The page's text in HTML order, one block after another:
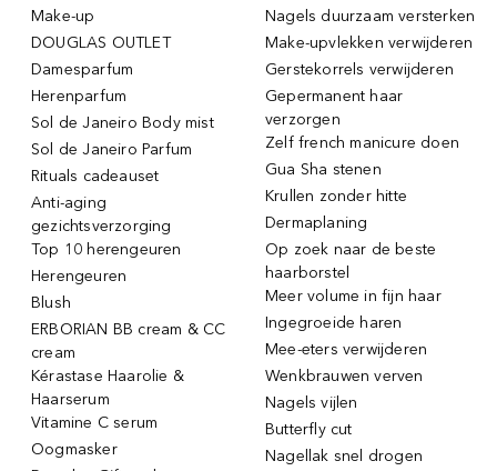
Make-up
DOUGLAS OUTLET
Damesparfum
Herenparfum
Sol de Janeiro Body mist
Sol de Janeiro Parfum
Rituals cadeauset
Anti-aging
gezichtsverzorging
Top 10 herengeuren
Herengeuren
Blush
ERBORIAN BB cream & CC
cream
Kérastase Haarolie &
Haarserum
Vitamine C serum
Oogmasker
Nagels duurzaam versterken
Make-upvlekken verwijderen
Gerstekorrels verwijderen
Gepermanent haar
verzorgen
Zelf french manicure doen
Gua Sha stenen
Krullen zonder hitte
Dermaplaning
Op zoek naar de beste
haarborstel
Meer volume in fijn haar
Ingegroeide haren
Mee-eters verwijderen
Wenkbrauwen verven
Nagels vijlen
Butterfly cut
Nagellak snel drogen